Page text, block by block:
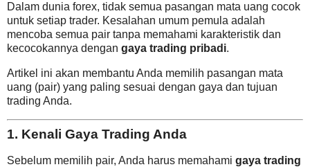
Dalam dunia forex, tidak semua pasangan mata uang cocok
untuk setiap trader. Kesalahan umum pemula adalah
mencoba semua pair tanpa memahami karakteristik dan
kecocokannya dengan gaya trading pribadi.
Artikel ini akan membantu Anda memilih pasangan mata
uang (pair) yang paling sesuai dengan gaya dan tujuan
trading Anda.
1. Kenali Gaya Trading Anda
Sebelum memilih pair, Anda harus memahami gaya trading